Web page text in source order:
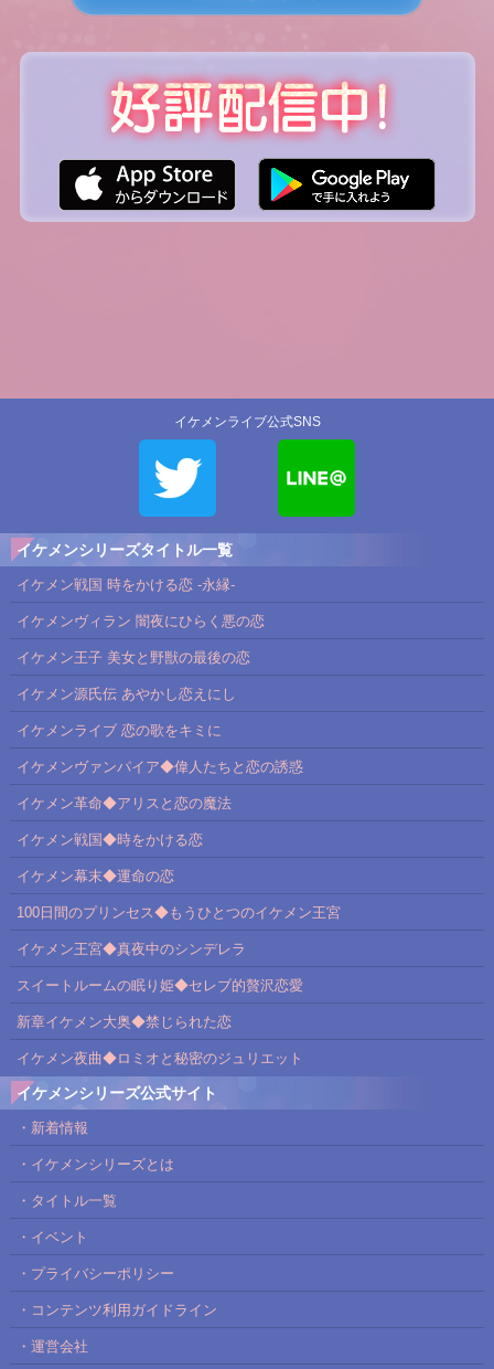
イケメンライブ公式SNS
イケメンシリーズタイトル一覧
イケメン戦国 時をかける恋 -永縁-
イケメンヴィラン 闇夜にひらく悪の恋
イケメン王子 美女と野獣の最後の恋
イケメン源氏伝 あやかし恋えにし
イケメンライブ 恋の歌をキミに
イケメンヴァンパイア◆偉人たちと恋の誘惑
イケメン革命◆アリスと恋の魔法
イケメン戦国◆時をかける恋
イケメン幕末◆運命の恋
100日間のプリンセス◆もうひとつのイケメン王宮
イケメン王宮◆真夜中のシンデレラ
スイートルームの眠り姫◆セレブ的贅沢恋愛
新章イケメン大奥◆禁じられた恋
イケメン夜曲◆ロミオと秘密のジュリエット
イケメンシリーズ公式サイト
・新着情報
・イケメンシリーズとは
・タイトル一覧
・イベント
・プライバシーポリシー
・コンテンツ利用ガイドライン
・運営会社